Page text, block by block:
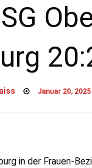
Posted
Januar 20, 2025
in der Frauen-